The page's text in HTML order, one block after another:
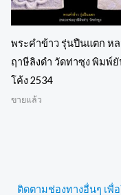
พระคำข้าว รุ่นปืนแตก ห
ฤาษีลิงดำ วัดท่าซุง พิมพ์
โค้ง 2534
ขายแล้ว
ติดตามช่องทางอื่นๆ เพื่